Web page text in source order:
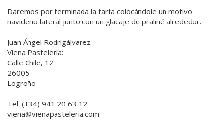
Daremos por terminada la tarta colocándole un motivo
navideño lateral junto con un glacaje de praliné alrededor.
Juan Ángel Rodrigálvarez
Viena Pastelería:
Calle Chile, 12
26005
Logroño
Tel. (+34) 941 20 63 12
viena@vienapasteleria.com